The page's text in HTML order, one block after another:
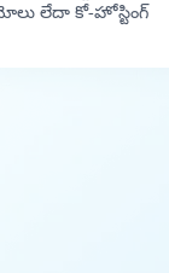
లేదా కో-హోస్టింగ్